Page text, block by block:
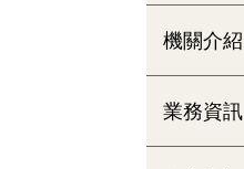
機關介紹
業務資訊